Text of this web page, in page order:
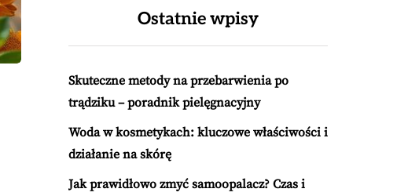
Ostatnie wpisy
Skuteczne metody na przebarwienia po
trądziku – poradnik pielęgnacyjny
Woda w kosmetykach: kluczowe właściwości i
działanie na skórę
Jak prawidłowo zmyć samoopalacz? Czas i